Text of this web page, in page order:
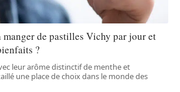
de pastilles Vichy par jour et
?
leur arôme distinctif de menthe et
une place de choix dans le monde des